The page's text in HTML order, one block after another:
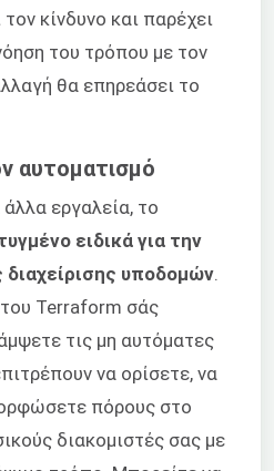
κίνδυνο και παρέχει
του τρόπου με τον
θα επηρεάσει το
αυτοματισμό
εργαλεία, το
ειδικά για την
υποδομών
Terraform σάς
τις μη αυτόματες
να ορίσετε, να
πόρους στο
διακομιστές σας με